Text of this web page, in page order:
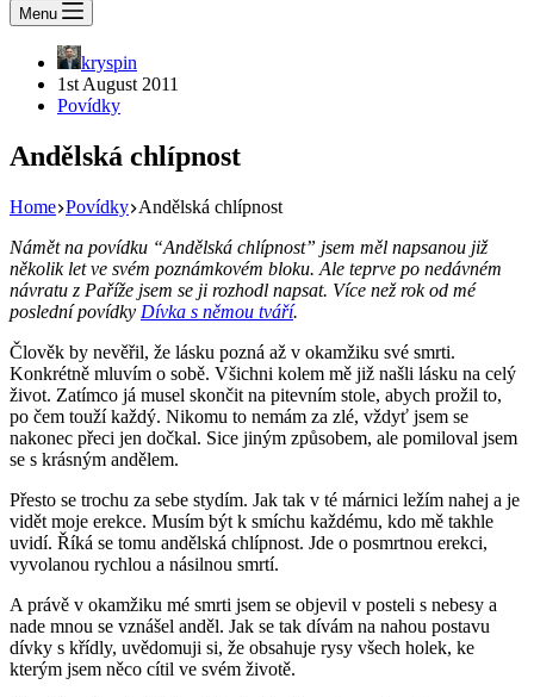
Menu
kryspin
1st August 2011
Povídky
Andělská chlípnost
Home Povídky Andělská chlípnost
Námět na povídku “Andělská chlípnost” jsem měl napsanou již
několik let ve svém poznámkovém bloku. Ale teprve po nedávném
návratu z Paříže jsem se ji rozhodl napsat. Více než rok od mé
poslední povídky Dívka s němou tváří.
Člověk by nevěřil, že lásku pozná až v okamžiku své smrti.
Konkrétně mluvím o sobě. Všichni kolem mě již našli lásku na celý
život. Zatímco já musel skončit na pitevním stole, abych prožil to,
po čem touží každý. Nikomu to nemám za zlé, vždyť jsem se
nakonec přeci jen dočkal. Sice jiným způsobem, ale pomiloval jsem
se s krásným andělem.
Přesto se trochu za sebe stydím. Jak tak v té márnici ležím nahej a je
vidět moje erekce. Musím být k smíchu každému, kdo mě takhle
uvidí. Říká se tomu andělská chlípnost. Jde o posmrtnou erekci,
vyvolanou rychlou a násilnou smrtí.
A právě v okamžiku mé smrti jsem se objevil v posteli s nebesy a
nade mnou se vznášel anděl. Jak se tak dívám na nahou postavu
dívky s křídly, uvědomuji si, že obsahuje rysy všech holek, ke
kterým jsem něco cítil ve svém životě.